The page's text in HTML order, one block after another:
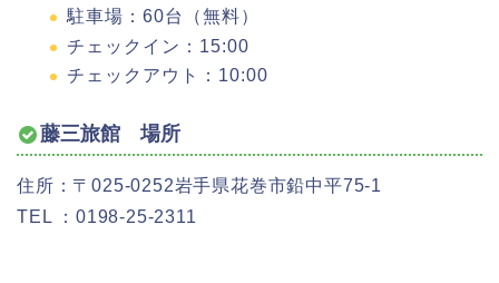
駐車場：60台（無料）
チェックイン：15:00
チェックアウト：10:00
藤三旅館 場所
住所：〒025-0252岩手県花巻市鉛中平75-1
TEL ：0198-25-2311